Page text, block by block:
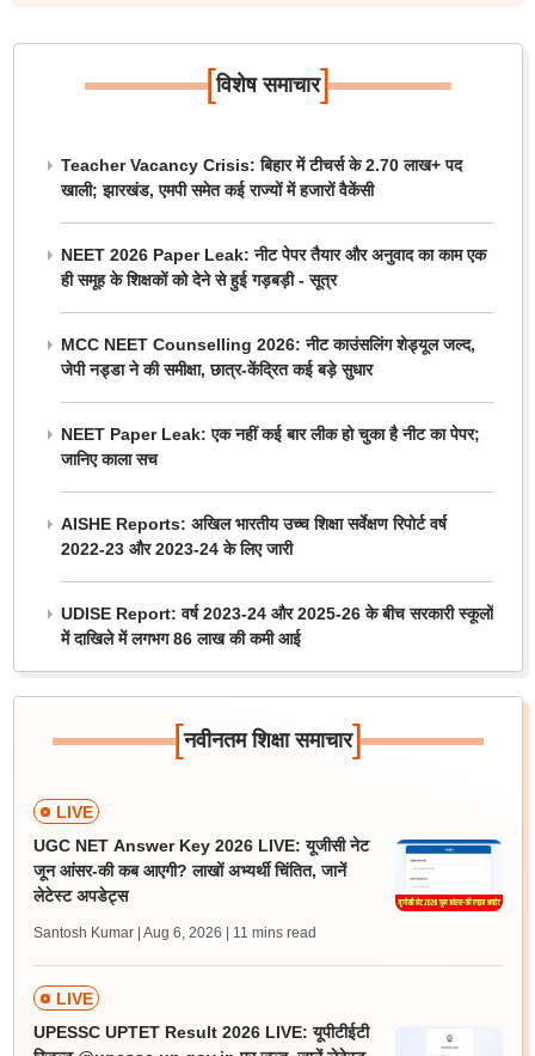
[विशेष समाचार]
Teacher Vacancy Crisis: बिहार में टीचर्स के 2.70 लाख+ पद
खाली; झारखंड, एमपी समेत कई राज्यों में हजारों वैकेंसी
NEET 2026 Paper Leak: नीट पेपर तैयार और अनुवाद का काम एक
ही समूह के शिक्षकों को देने से हुई गड़बड़ी - सूत्र
MCC NEET Counselling 2026: नीट काउंसलिंग शेड्यूल जल्द,
जेपी नड्डा ने की समीक्षा, छात्र-केंद्रित कई बड़े सुधार
NEET Paper Leak: एक नहीं कई बार लीक हो चुका है नीट का पेपर;
जानिए काला सच
AISHE Reports: अखिल भारतीय उच्च शिक्षा सर्वेक्षण रिपोर्ट वर्ष
2022-23 और 2023-24 के लिए जारी
UDISE Report: वर्ष 2023-24 और 2025-26 के बीच सरकारी स्कूलों
में दाखिले में लगभग 86 लाख की कमी आई
[नवीनतम शिक्षा समाचार]
LIVE
UGC NET Answer Key 2026 LIVE: यूजीसी नेट
जून आंसर-की कब आएगी? लाखों अभ्यर्थी चिंतित, जानें
लेटेस्ट अपडेट्स
Santosh Kumar | Aug 6, 2026 | 11 mins read
LIVE
UPESSC UPTET Result 2026 LIVE: यूपीटीईटी